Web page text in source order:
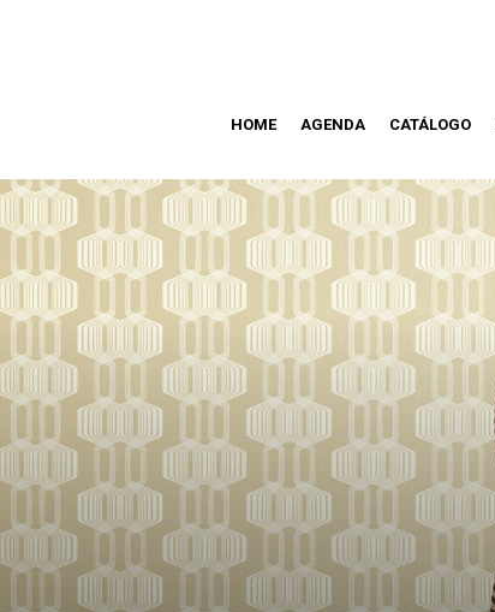
HOME AGENDA CATÁLOGO